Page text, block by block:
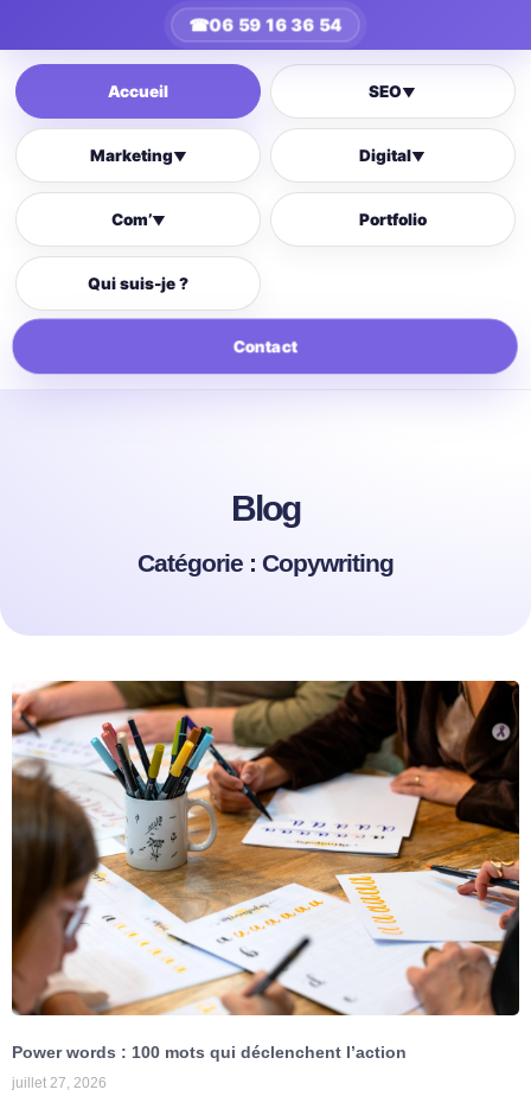
☎06 59 16 36 54
Accueil SEO▼
Marketing▼ Digital▼
Com’▼ Portfolio
Qui suis-je ?
Contact
Blog
Catégorie : Copywriting
Power words : 100 mots qui déclenchent l’action
juillet 27, 2026